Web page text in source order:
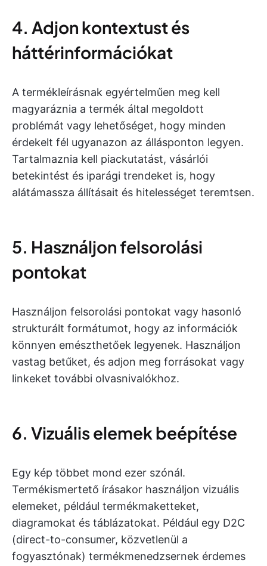
4. Adjon kontextust és
háttérinformációkat
A termékleírásnak egyértelműen meg kell
magyaráznia a termék által megoldott
problémát vagy lehetőséget, hogy minden
érdekelt fél ugyanazon az állásponton legyen.
Tartalmaznia kell piackutatást, vásárlói
betekintést és iparági trendeket is, hogy
alátámassza állításait és hitelességet teremtsen.
5. Használjon felsorolási
pontokat
Használjon felsorolási pontokat vagy hasonló
strukturált formátumot, hogy az információk
könnyen emészthetőek legyenek. Használjon
vastag betűket, és adjon meg forrásokat vagy
linkeket további olvasnivalókhoz.
6. Vizuális elemek beépítése
Egy kép többet mond ezer szónál.
Termékismertető írásakor használjon vizuális
elemeket, például termékmaketteket,
diagramokat és táblázatokat. Például egy D2C
(direct-to-consumer, közvetlenül a
fogyasztónak) termékmenedzsernek érdemes